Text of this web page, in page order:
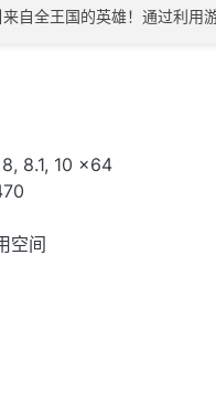
8.1, 10 x64
空间